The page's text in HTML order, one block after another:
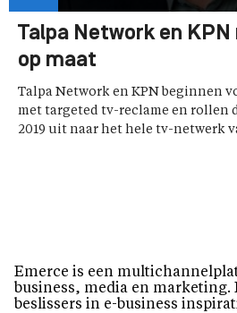
Talpa Network en
op maat
Talpa Network en KPN beginnen
met targeted tv-reclame en rollen
2019 uit naar het hele tv-netwerk
Emerce is een
business, media en marketing.
beslissers in e-business